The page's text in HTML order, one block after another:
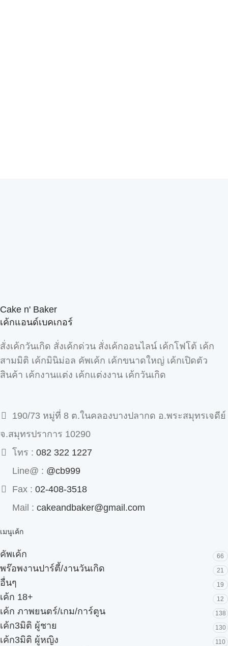
Cake n' Baker
เค้กแอนด์เบคเกอร์
สั่งเค้กวันเกิด สั่งเค้กด่วน สั่งเค้กออนไลน์ เค้กโฟโต้ เค้ก
สามมิติ เค้กมินิม่อล คัพเค้ก เค้กขนาดใหญ่ เค้กเปิดตัว
สินค้า เค้กงานแต่ง เค้กแต่งงาน เค้กวันเกิด
190/73 หมู่ที่ 8 ต.ในคลองบางปลากด อ.พระสมุทรเจดีย์
จ.สมุทรปราการ 10290
โทร : 082 322 1227
Line@ : @cb999
Fax : 02-408-3518
Mail : cakeandbaker@gmail.com
เมนูเค้ก
คัพเค้ก 66
พร๊อพงานปาร์ตี้/งานวันเกิด 21
อื่นๆ 19
เค้ก 18+ 12
เค้ก ภาพยนตร์/เกม/การ์ตูน 138
เค้ก3มิติ ผู้ชาย 130
เค้ก3มิติ ผู้หญิง 110